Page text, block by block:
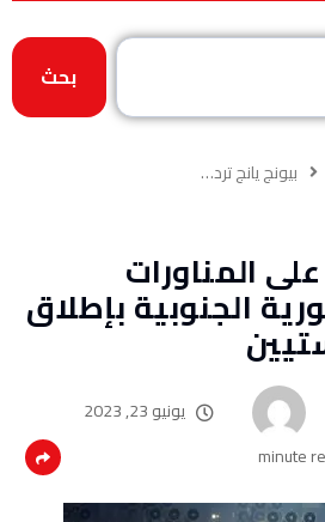
بحث
بيونج يانج ترد…
المناورات
الجنوبية بإطلاق
يونيو 23, 2023